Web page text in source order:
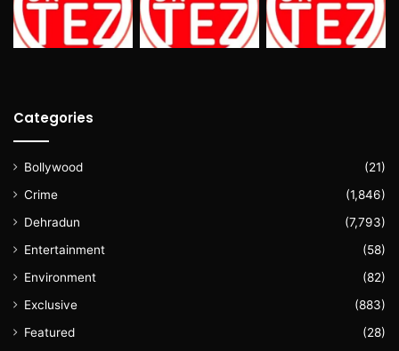
Categories
Bollywood
(21)
Crime
(1,846)
Dehradun
(7,793)
Entertainment
(58)
Environment
(82)
Exclusive
(883)
Featured
(28)